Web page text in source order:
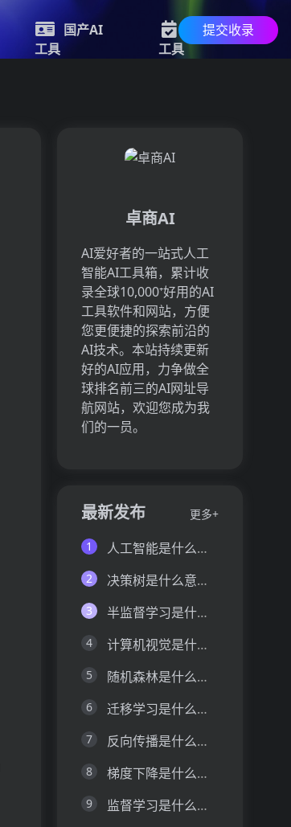
国产AI
工具
最新AI
工具
提交收录
卓商AI
AI爱好者的一站式人工
智能AI工具箱，累计收
录全球10,000⁺好用的AI
工具软件和网站，方便
您更便捷的探索前沿的
AI技术。本站持续更新
好的AI应用，力争做全
球排名前三的AI网址导
航网站，欢迎您成为我
们的一员。
最新发布 更多+
1 人工智能是什么意思？人工智能（Artificial Intelligence）详细介绍
2 决策树是什么意思？决策树（Decision Tree）详细介绍
3 半监督学习是什么意思？半监督学习（Semi-Supervised Learning）详细介绍
4 计算机视觉是什么意思？计算机视觉（Computer Vision）详细介绍
5 随机森林是什么意思？随机森林（Random Forest）详细介绍
6 迁移学习是什么意思？迁移学习（Transfer Learning）详细介绍
7 反向传播是什么意思？反向传播（Backpropagation）详细介绍
8 梯度下降是什么意思？梯度下降（Gradient Descent）详细介绍
9 监督学习是什么意思？监督学习（Supervised Learning）详细介绍